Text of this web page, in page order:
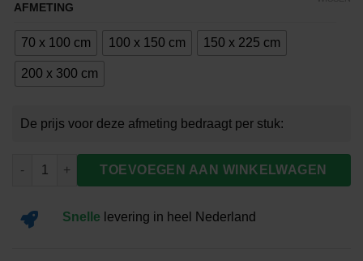
AFMETING
70 x 100 cm 100 x 150 cm 150 x 225 cm
200 x 300 cm
Vlag Alphen-Chaam aantal
TOEVOEGEN AAN WINKELWAGEN
Snelle levering in heel Nederland